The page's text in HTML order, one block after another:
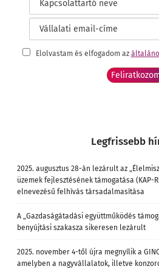
Elolvastam és elfogadom az
Legfrissebb
2025. augusztus 28-án lezárult az
üzemek fejlesztésének támogatása (KAP-
elnevezésű felhívás társadalmasítása
A „Gazdaságátadási együttműködés
benyújtási szakasza sikeresen lezárult
2025. november 4-től újra megnyílik a
amelyben a nagyvállalatok, illetve